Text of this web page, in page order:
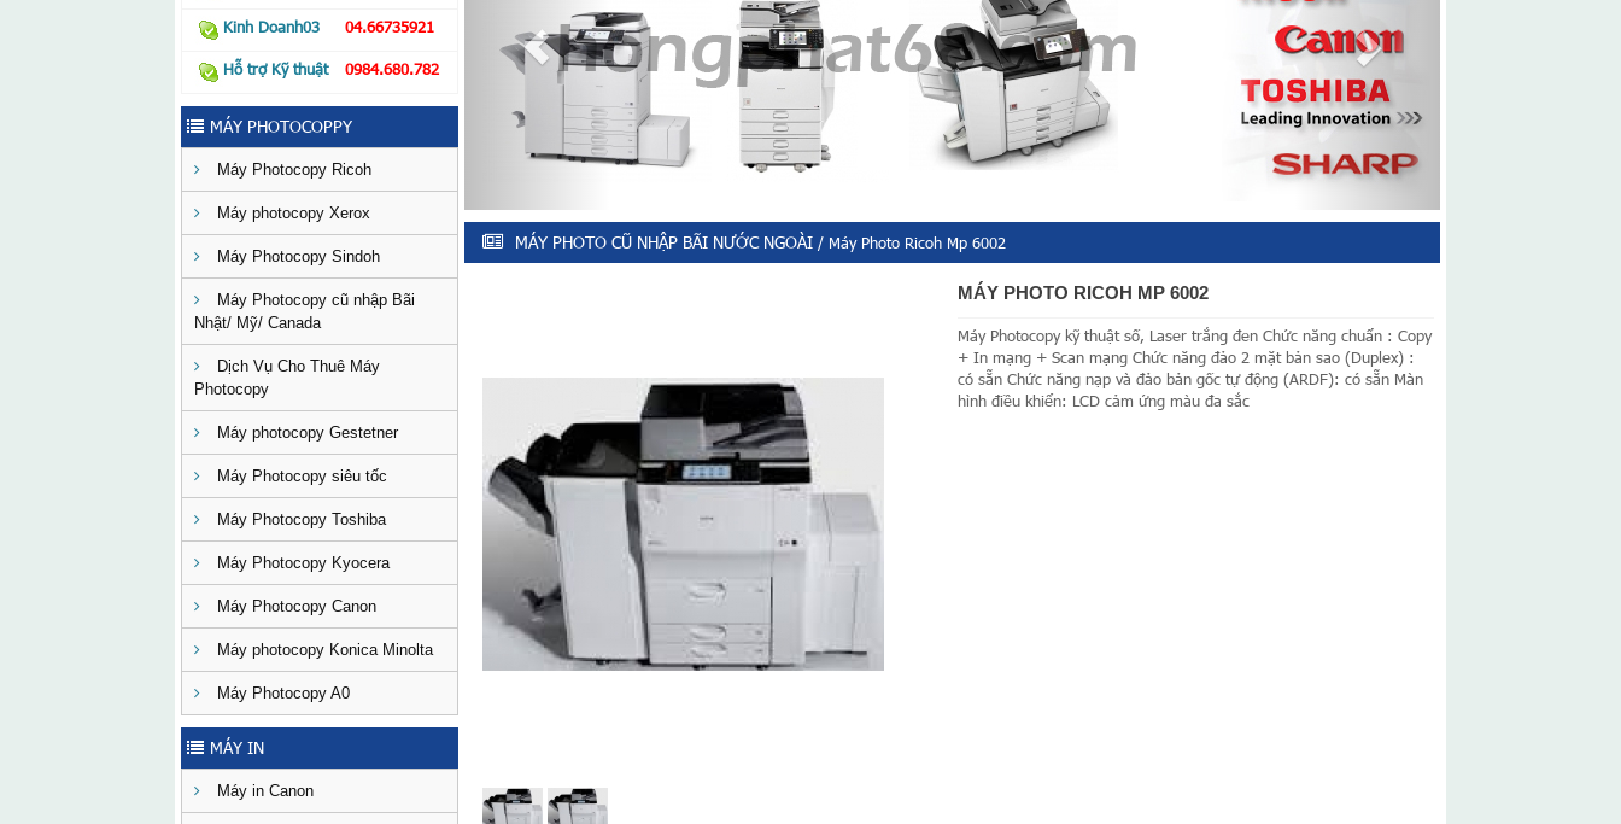
Kinh Doanh03 04.66735921
Hỗ trợ Kỹ thuật 0984.680.782
MÁY PHOTOCOPPY
Máy Photocopy Ricoh
Máy photocopy Xerox
Máy Photocopy Sindoh
Máy Photocopy cũ nhập Bãi
Nhật/ Mỹ/ Canada
Dịch Vụ Cho Thuê Máy
Photocopy
Máy photocopy Gestetner
Máy Photocopy siêu tốc
Máy Photocopy Toshiba
Máy Photocopy Kyocera
Máy Photocopy Canon
Máy photocopy Konica Minolta
Máy Photocopy A0
MÁY IN
Máy in Canon
MÁY PHOTO CŨ NHẬP BÃI NƯỚC NGOÀI/ Máy Photo Ricoh Mp 6002
MÁY PHOTO RICOH MP 6002
Máy Photocopy kỹ thuật số, Laser trắng đen Chức năng chuẩn : Copy
+ In mạng + Scan mạng Chức năng đảo 2 mặt bản sao (Duplex) :
có sẵn Chức năng nạp và đảo bản gốc tự động (ARDF): có sẵn Màn
hình điều khiển: LCD cảm ứng màu đa sắc